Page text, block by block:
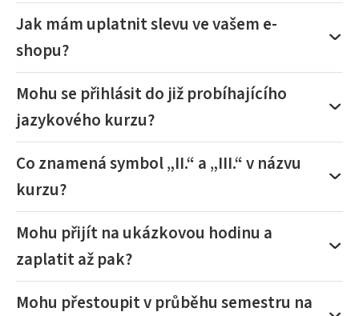
Jak mám uplatnit slevu ve vašem e-
shopu?
Mohu se přihlásit do již probíhajícího
jazykového kurzu?
Co znamená symbol „II.“ a „III.“ v názvu
kurzu?
Mohu přijít na ukázkovou hodinu a
zaplatit až pak?
Mohu přestoupit v průběhu semestru na